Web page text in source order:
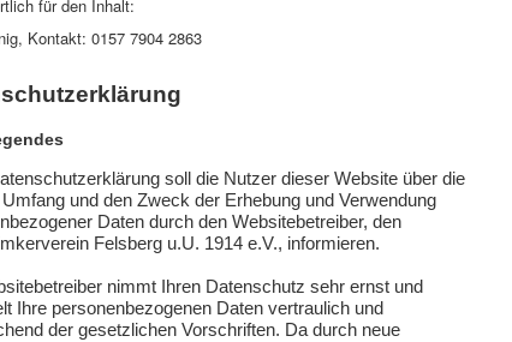
für den Inhalt:
Kontakt: 0157 7904 2863
soll die Nutzer dieser Website über die
und den Zweck der Erhebung und Verwendung
Daten durch den Websitebetreiber, den
Felsberg u.U. 1914 e.V., informieren.
nimmt Ihren Datenschutz sehr ernst und
Ihre personenbezogenen Daten vertraulich und
der gesetzlichen Vorschriften. Da durch neue